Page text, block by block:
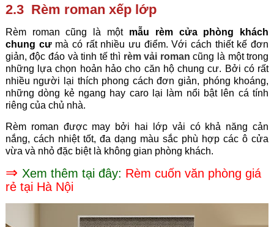
2.3 Rèm roman xếp lớp
Rèm roman cũng là một mẫu rèm cửa phòng khách
chung cưmà có rất nhiều ưu điểm. Với cách thiết kế đơn
giản, độc đáo và tinh tế thì rèm vải roman cũng là một trong
những lựa chọn hoản hảo cho căn hộ chung cư. Bởi có rất
nhiều người lại thích phong cách đơn giản, phóng khoáng,
những dòng kẻ ngang hay caro lại làm nổi bật lên cá tính
riêng của chủ nhà.
Rèm roman được may bởi hai lớp vải có khả năng cản
nắng, cách nhiệt tốt, đa dạng màu sắc phù hợp các ô cửa
vừa và nhỏ đặc biệt là không gian phòng khách.
⇒ Xem thêm tại đây: Rèm cuốn văn phòng giá
rẻ tại Hà Nội